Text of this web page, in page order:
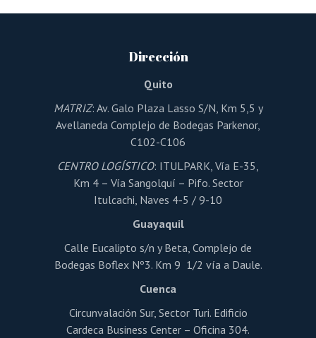
Las
elegir
la
página
de
producto
Dirección
Quito
MATRIZ: Av. Galo Plaza Lasso S/N, Km 5,5 y
Avellaneda Complejo de Bodegas Parkenor,
C102-C106
CENTRO LOGÍSTICO: ITULPARK, Vía E-35,
Km 4 – Vía Sangolquí – Pifo. Sector
Itulcachi, Naves 4-5 / 9-10
Guayaquil
Calle Eucalipto s/n y Beta, Complejo de
Bodegas Boflex Nº3. Km 9 1/2 vía a Daule.
Cuenca
Circunvalación Sur, Sector Turi. Edificio
Cardeca Business Center – Oficina 304.